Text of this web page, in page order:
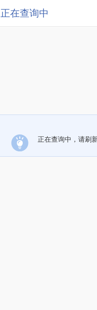
正在查询中
正在查询中，请刷